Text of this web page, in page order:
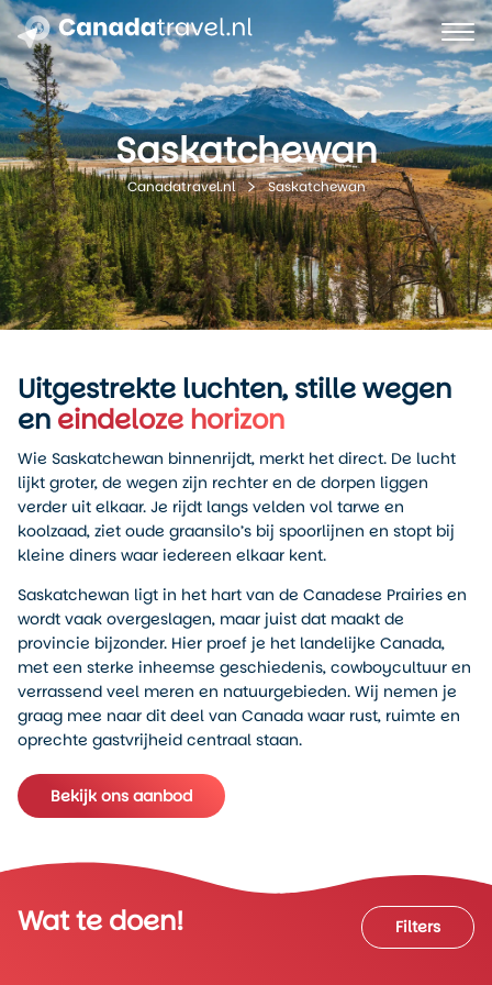
Saskatchewan
Canadatravel.nl Saskatchewan
Uitgestrekte luchten, stille wegen
en eindeloze horizon
Wie Saskatchewan binnenrijdt, merkt het direct. De lucht
lijkt groter, de wegen zijn rechter en de dorpen liggen
verder uit elkaar. Je rijdt langs velden vol tarwe en
koolzaad, ziet oude graansilo’s bij spoorlijnen en stopt bij
kleine diners waar iedereen elkaar kent.
Saskatchewan ligt in het hart van de Canadese Prairies en
wordt vaak overgeslagen, maar juist dat maakt de
provincie bijzonder. Hier proef je het landelijke Canada,
met een sterke inheemse geschiedenis, cowboycultuur en
verrassend veel meren en natuurgebieden. Wij nemen je
graag mee naar dit deel van Canada waar rust, ruimte en
oprechte gastvrijheid centraal staan.
Bekijk ons aanbod
Wat te doen! Filters
Wat te doen!